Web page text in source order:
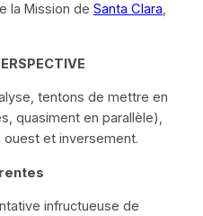
la Mission de Santa Clara,
tentons de mettre en
quasiment en parallèle),
ouest et inversement.
infructueuse de